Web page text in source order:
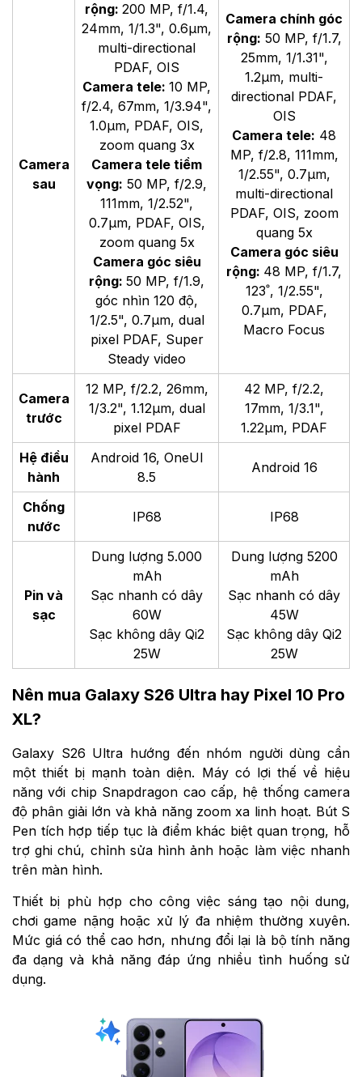
Camera
sau
rộng: 200 MP, f/1.4,
24mm, 1/1.3", 0.6µm,
multi-directional
PDAF, OIS
Camera tele: 10 MP,
f/2.4, 67mm, 1/3.94",
1.0µm, PDAF, OIS,
zoom quang 3x
Camera tele tiềm
vọng: 50 MP, f/2.9,
111mm, 1/2.52",
0.7µm, PDAF, OIS,
zoom quang 5x
Camera góc siêu
rộng: 50 MP, f/1.9,
góc nhìn 120 độ,
1/2.5", 0.7µm, dual
pixel PDAF, Super
Steady video
Camera chính góc
rộng: 50 MP, f/1.7,
25mm, 1/1.31",
1.2µm, multi-
directional PDAF,
OIS
Camera tele: 48
MP, f/2.8, 111mm,
1/2.55", 0.7µm,
multi-directional
PDAF, OIS, zoom
quang 5x
Camera góc siêu
rộng: 48 MP, f/1.7,
123˚, 1/2.55",
0.7µm, PDAF,
Macro Focus
Camera
trước
12 MP, f/2.2, 26mm,
1/3.2", 1.12µm, dual
pixel PDAF
42 MP, f/2.2,
17mm, 1/3.1",
1.22µm, PDAF
Hệ điều
hành
Android 16, OneUI
8.5
Android 16
Chống
nước
IP68 IP68
Pin và
sạc
Dung lượng 5.000
mAh
Sạc nhanh có dây
60W
Sạc không dây Qi2
25W
Dung lượng 5200
mAh
Sạc nhanh có dây
45W
Sạc không dây Qi2
25W
Nên mua Galaxy S26 Ultra hay Pixel 10 Pro
XL?
Galaxy S26 Ultra hướng đến nhóm người dùng cần
một thiết bị mạnh toàn diện. Máy có lợi thế về hiệu
năng với chip Snapdragon cao cấp, hệ thống camera
độ phân giải lớn và khả năng zoom xa linh hoạt. Bút S
Pen tích hợp tiếp tục là điểm khác biệt quan trọng, hỗ
trợ ghi chú, chỉnh sửa hình ảnh hoặc làm việc nhanh
trên màn hình.
Thiết bị phù hợp cho công việc sáng tạo nội dung,
chơi game nặng hoặc xử lý đa nhiệm thường xuyên.
Mức giá có thể cao hơn, nhưng đổi lại là bộ tính năng
đa dạng và khả năng đáp ứng nhiều tình huống sử
dụng.